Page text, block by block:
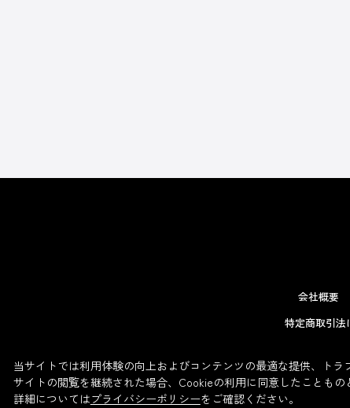
会社概要
特定商取引法
当サイトでは利用体験の向上およびコンテンツの最適な提供、トラ
サイトの閲覧を継続された場合、Cookieの利用に同意したこともの
詳細についてはプライバシーポリシーをご確認ください。